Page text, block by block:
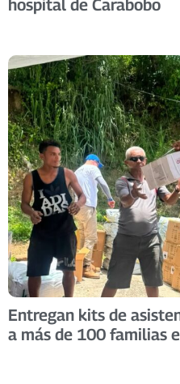
hospital de Carabobo
Entregan kits de
a más de 100 familias